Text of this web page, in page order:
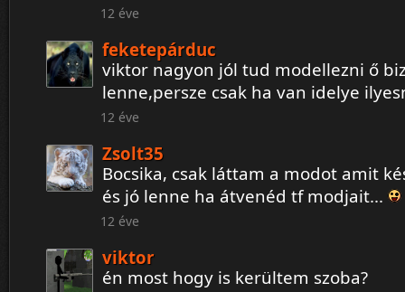
12 éve
feketepárduc
viktor nagyon jól tud modellezni ő
lenne,persze csak ha van idelye
12 éve
Zsolt35
Bocsika, csak láttam a modot amit
és jó lenne ha átvenéd tf modjait...
12 éve
viktor
én most hogy is kerültem szoba?